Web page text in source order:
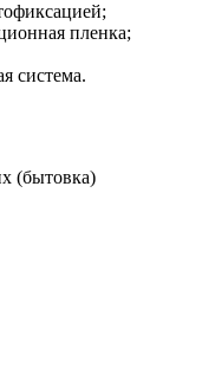
пленка;
система.
(бытовка)